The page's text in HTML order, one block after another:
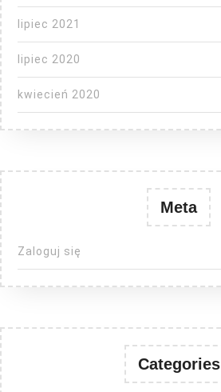
lipiec 2021
lipiec 2020
kwiecień 2020
Meta
Zaloguj się
Categories